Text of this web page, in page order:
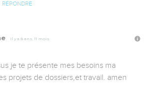
RÉPONDRE
Il y a 8 ans, 11 mois
je te présente mes besoins ma
projets de dossiers,et travail. amen